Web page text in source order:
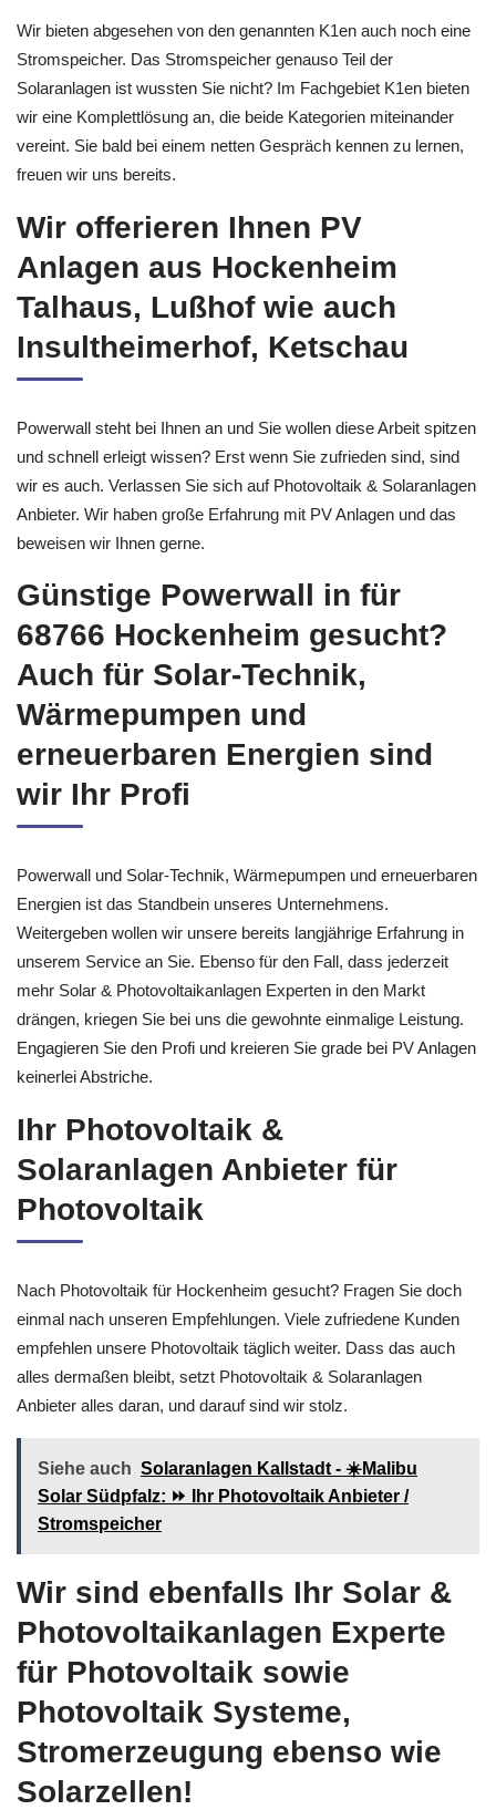
Wir bieten abgesehen von den genannten K1en auch noch eine
Stromspeicher. Das Stromspeicher genauso Teil der
Solaranlagen ist wussten Sie nicht? Im Fachgebiet K1en bieten
wir eine Komplettlösung an, die beide Kategorien miteinander
vereint. Sie bald bei einem netten Gespräch kennen zu lernen,
freuen wir uns bereits.
Wir offerieren Ihnen PV
Anlagen aus Hockenheim
Talhaus, Lußhof wie auch
Insultheimerhof, Ketschau
Powerwall steht bei Ihnen an und Sie wollen diese Arbeit spitzen
und schnell erleigt wissen? Erst wenn Sie zufrieden sind, sind
wir es auch. Verlassen Sie sich auf Photovoltaik & Solaranlagen
Anbieter. Wir haben große Erfahrung mit PV Anlagen und das
beweisen wir Ihnen gerne.
Günstige Powerwall in für
68766 Hockenheim gesucht?
Auch für Solar-Technik,
Wärmepumpen und
erneuerbaren Energien sind
wir Ihr Profi
Powerwall und Solar-Technik, Wärmepumpen und erneuerbaren
Energien ist das Standbein unseres Unternehmens.
Weitergeben wollen wir unsere bereits langjährige Erfahrung in
unserem Service an Sie. Ebenso für den Fall, dass jederzeit
mehr Solar & Photovoltaikanlagen Experten in den Markt
drängen, kriegen Sie bei uns die gewohnte einmalige Leistung.
Engagieren Sie den Profi und kreieren Sie grade bei PV Anlagen
keinerlei Abstriche.
Ihr Photovoltaik &
Solaranlagen Anbieter für
Photovoltaik
Nach Photovoltaik für Hockenheim gesucht? Fragen Sie doch
einmal nach unseren Empfehlungen. Viele zufriedene Kunden
empfehlen unsere Photovoltaik täglich weiter. Dass das auch
alles dermaßen bleibt, setzt Photovoltaik & Solaranlagen
Anbieter alles daran, und darauf sind wir stolz.
Siehe auch Solaranlagen Kallstadt - ☀️Malibu
Solar Südpfalz: ⏩ Ihr Photovoltaik Anbieter /
Stromspeicher
Wir sind ebenfalls Ihr Solar &
Photovoltaikanlagen Experte
für Photovoltaik sowie
Photovoltaik Systeme,
Stromerzeugung ebenso wie
Solarzellen!